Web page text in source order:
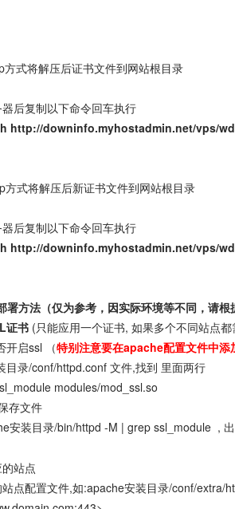
方式将解压后证书文件到网站根目录
后复制以下命令回车执行
http://downinfo.myhostadmin.net/vps/
方式将解压后新证书文件到网站根目录
后复制以下命令回车执行
http://downinfo.myhostadmin.net/vps/
署方法（仅为参考，因实际环境等不同，请根
证书 (只能应用一个证书, 如果多个不同站点
启ssl （特别注意要在apache配置文件中添
录/conf/httpd.conf 文件,找到 里面两行
modules/mod_ssl.so
存文件
装目录/bin/httpd -M | grep ssl_module , 出
站点
配置文件,如:apache安装目录/conf/extra/